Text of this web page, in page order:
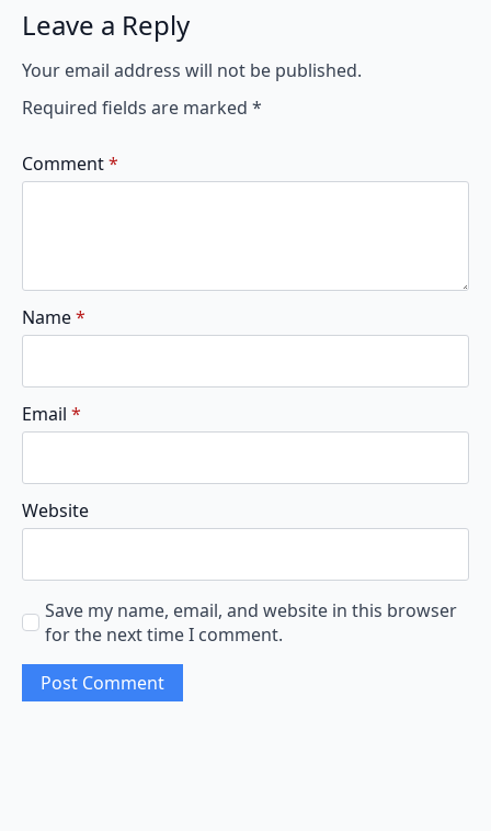
Leave a Reply
Your email address will not be published.
Required fields are marked *
Comment*
Name*
Email *
Website
Save my name, email, and website in this browser
for the next time I comment.